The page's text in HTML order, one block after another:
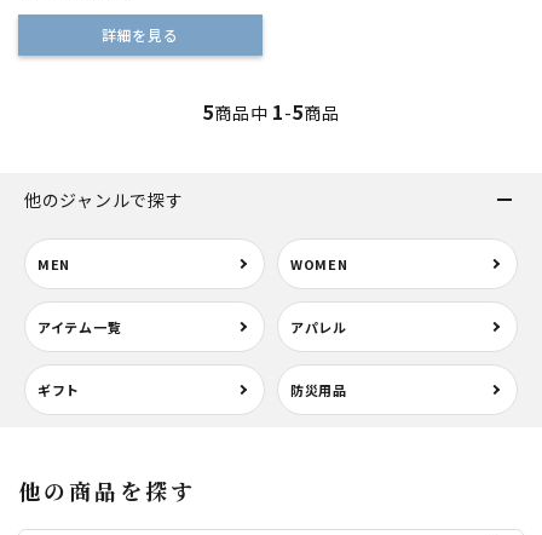
詳細を見る
5商品中 1-5商品
他のジャンルで探す
MEN WOMEN
アイテム一覧 アパレル
ギフト 防災用品
他の商品を探す